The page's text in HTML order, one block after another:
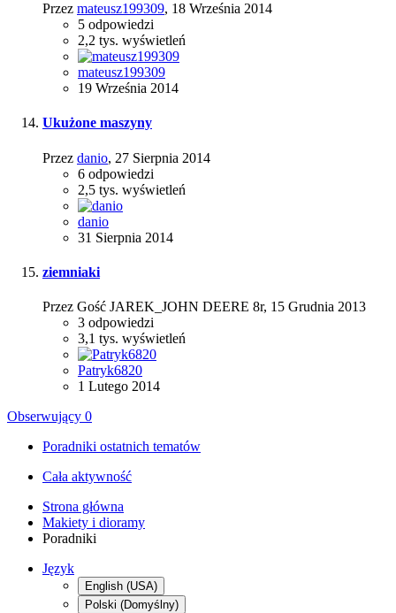
Przez mateusz199309, 18 Września 2014
5 odpowiedzi
2,2 tys. wyświetleń
mateusz199309
19 Września 2014
Ukużone maszyny
Przez danio, 27 Sierpnia 2014
6 odpowiedzi
2,5 tys. wyświetleń
danio
31 Sierpnia 2014
ziemniaki
Przez Gość JAREK_JOHN DEERE 8r, 15 Grudnia 2013
3 odpowiedzi
3,1 tys. wyświetleń
Patryk6820
1 Lutego 2014
Obserwujący 0
Poradniki ostatnich tematów
Cała aktywność
Strona główna
Makiety i dioramy
Poradniki
Język
English (USA)
Polski (Domyślny)